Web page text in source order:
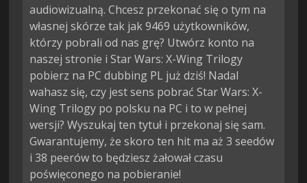
audiowizualną. Chcesz przekonać się o tym na
własnej skórze tak jak 9469 użytkowników,
którzy pobrali od nas grę? Utwórz konto na
naszej stronie i Star Wars: X-Wing Trilogy
pobierz na PC dubbing PL już dziś! Nadal
wahasz się, czy jest sens pobrać Star Wars: X-
Wing Trilogy po polsku na PC i to w pełnej
wersji? Wyszukaj ten tytuł i przekonaj się sam.
Gwarantujemy, że skoro ten hit ma aż 3 seedów
i 38 peerów to będziesz żałował czasu
poświęconego na pobieranie!